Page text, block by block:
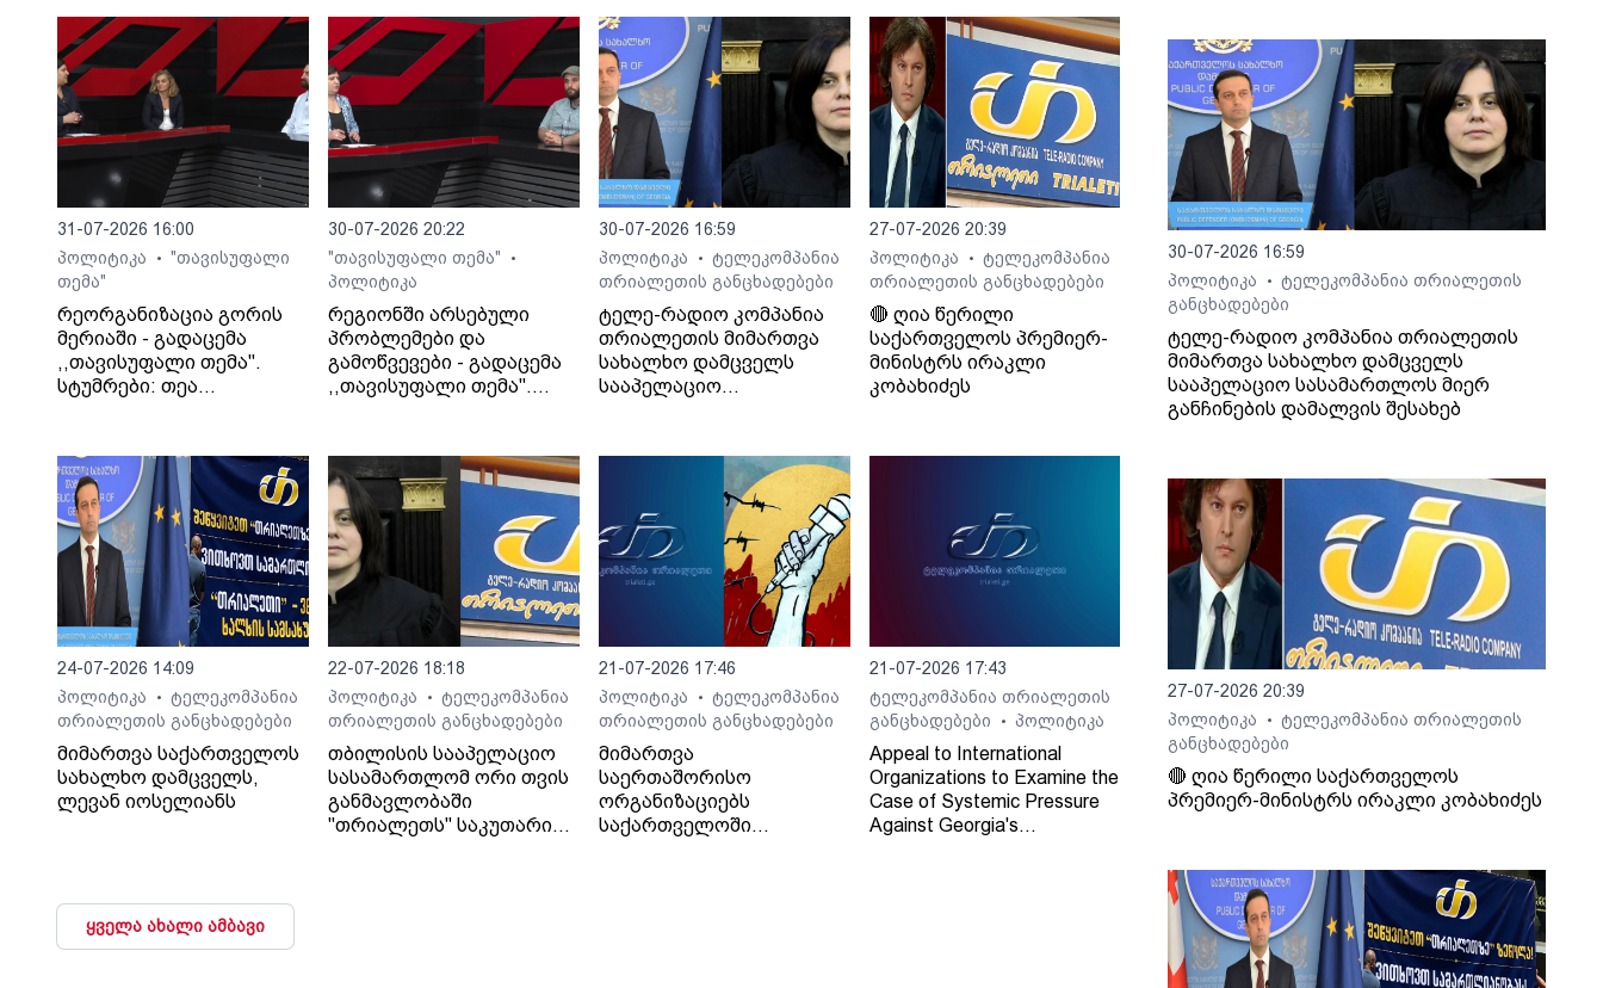
31-07-2026 16:00
პოლიტიკა
• "თავისუფალი
თემა"
რეორგანიზაცია გორის
მერიაში - გადაცემა
,,თავისუფალი თემა".
სტუმრები: თეა
30-07-2026 20:22
"თავისუფალი თემა"
•
პოლიტიკა
რეგიონში არსებული
პრობლემები და
გამოწვევები - გადაცემა
,,თავისუფალი თემა".
30-07-2026 16:59
პოლიტიკა
• ტელეკომპანია
თრიალეთის განცხადებები
ტელე-რადიო კომპანია
თრიალეთის მიმართვა
სახალხო დამცველს
სააპელაციო
შესახებ
27-07-2026 20:39
პოლიტიკა
• ტელეკომპანია
თრიალეთის განცხადებები
🔴 ღია წერილი
საქართველოს პრემიერ-
მინისტრს ირაკლი
კობახიძეს
24-07-2026 14:09
პოლიტიკა
• ტელეკომპანია
თრიალეთის განცხადებები
მიმართვა საქართველოს
სახალხო დამცველს,
ლევან იოსელიანს
22-07-2026 18:18
პოლიტიკა
• ტელეკომპანია
თრიალეთის განცხადებები
თბილისის სააპელაციო
სასამართლომ ორი თვის
განმავლობაში
"თრიალეთს" საკუთარი
21-07-2026 17:46
პოლიტიკა
• ტელეკომპანია
თრიალეთის განცხადებები
მიმართვა
საერთაშორისო
ორგანიზაციებს
საქართველოში
21-07-2026 17:43
ტელეკომპანია თრიალეთის
განცხადებები
• პოლიტიკა
Appeal to International
Organizations to Examine the
Case of Systemic Pressure
Against Georgia's
ყველა ახალი ამბავი
30-07-2026 16:59
პოლიტიკა
•
ტელეკომპანია თრიალეთის
განცხადებები
ტელე-რადიო კომპანია თრიალეთის
მიმართვა სახალხო დამცველს
სააპელაციო სასამართლოს მიერ
განჩინების დამალვის შესახებ
27-07-2026 20:39
პოლიტიკა
•
ტელეკომპანია თრიალეთის
განცხადებები
🔴 ღია წერილი საქართველოს
პრემიერ-მინისტრს ირაკლი კობახიძეს